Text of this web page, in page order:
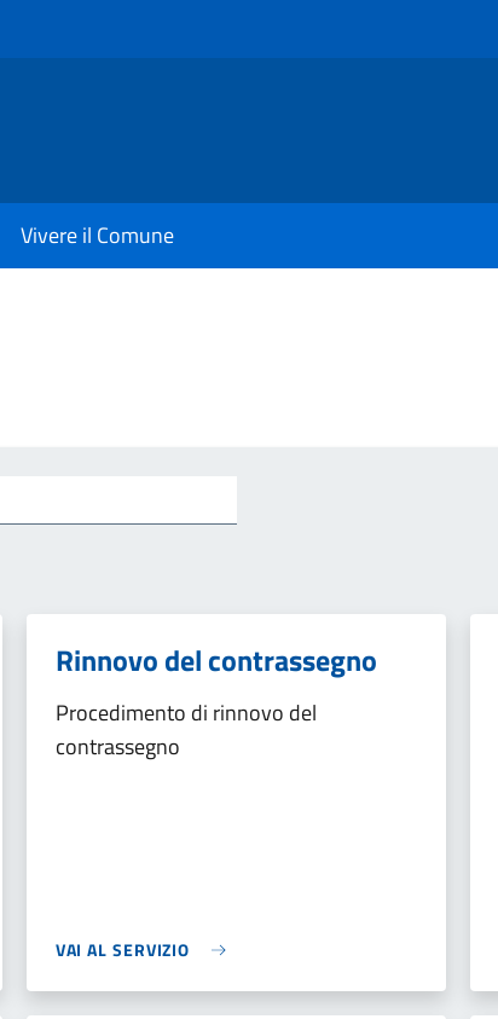
Vivere il Comune
Rinnovo del contrassegno
Procedimento di rinnovo del
contrassegno
VAI AL SERVIZIO